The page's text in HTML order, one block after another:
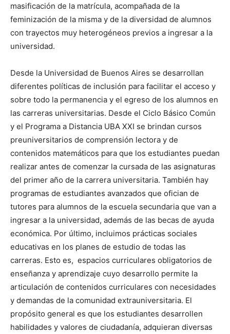
masificación de la matrícula, acompañada de la
feminización de la misma y de la diversidad de alumnos
con trayectos muy heterogéneos previos a ingresar a la
universidad.
Desde la Universidad de Buenos Aires se desarrollan
diferentes políticas de inclusión para facilitar el acceso y
sobre todo la permanencia y el egreso de los alumnos en
las carreras universitarias. Desde el Ciclo Básico Común
y el Programa a Distancia UBA XXI se brindan cursos
preuniversitarios de comprensión lectora y de
contenidos matemáticos para que los estudiantes puedan
realizar antes de comenzar la cursada de las asignaturas
del primer año de la carrera universitaria. También hay
programas de estudiantes avanzados que ofician de
tutores para alumnos de la escuela secundaria que van a
ingresar a la universidad, además de las becas de ayuda
económica. Por último, incluimos prácticas sociales
educativas en los planes de estudio de todas las
carreras. Esto es, espacios curriculares obligatorios de
enseñanza y aprendizaje cuyo desarrollo permite la
articulación de contenidos curriculares con necesidades
y demandas de la comunidad extrauniversitaria. El
propósito general es que los estudiantes desarrollen
habilidades y valores de ciudadanía, adquieran diversas